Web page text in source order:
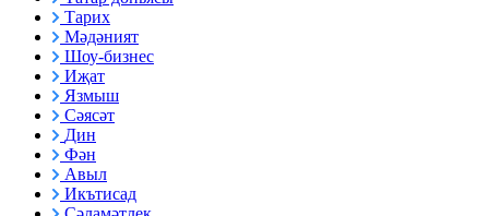
Тарих
Мәдәният
Шоу-бизнес
Иҗат
Язмыш
Сәясәт
Дин
Фән
Авыл
Икътисад